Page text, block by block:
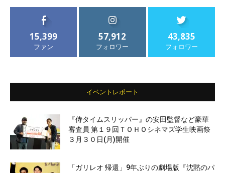
15,399
ファン
57,912
フォロワー
43,835
フォロワー
イベントレポート
『侍タイムスリッパー』の安田監督など豪華
審査員 第１９回ＴＯＨＯシネマズ学生映画祭
３月３０日(月)開催
「ガリレオ 帰還」9年ぶりの劇場版『沈黙のパ